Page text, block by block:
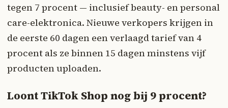
tegen 7 procent — inclusief beauty- en personal
care-elektronica. Nieuwe verkopers krijgen in
de eerste 60 dagen een verlaagd tarief van 4
procent als ze binnen 15 dagen minstens vijf
producten uploaden.
Loont TikTok Shop nog bij 9 procent?